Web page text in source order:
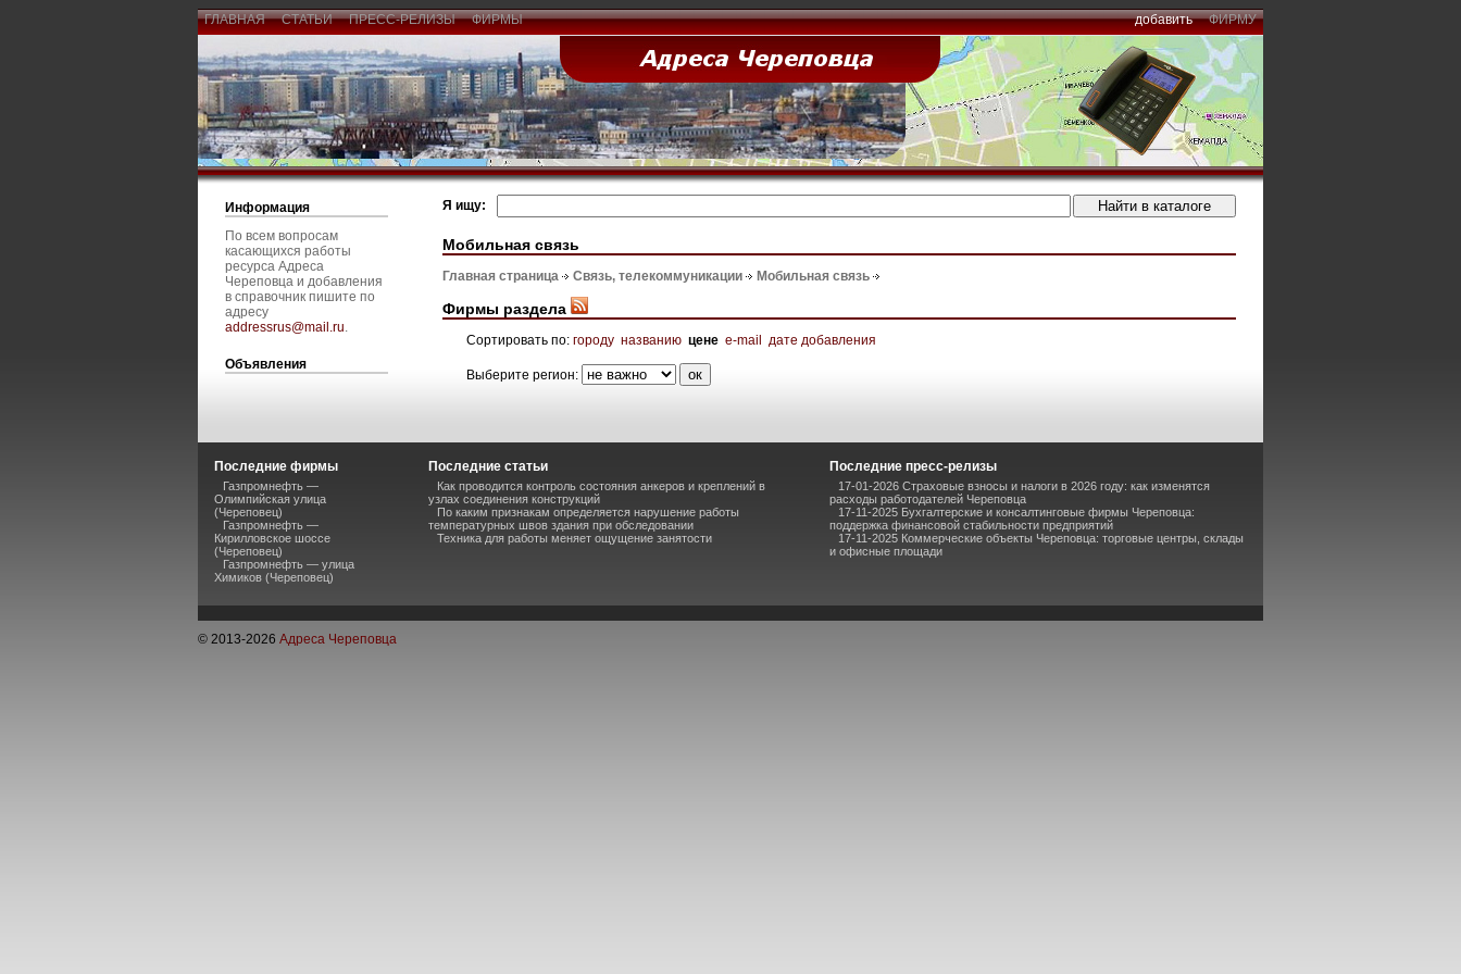
ГЛАВНАЯ СТАТЬИ ПРЕСС-РЕЛИЗЫ ФИРМЫ добавить ФИРМУ
Информация
По всем вопросам
касающихся работы
ресурса Адреса
Череповца и добавления
в справочник пишите по
адресу
addressrus@mail.ru.
Объявления
Я ищу:
Мобильная связь
Главная страница Связь, телекоммуникации Мобильная связь
Фирмы раздела
Сортировать по: городу названию цене e-mail дате добавления
Выберите регион:
Последние фирмы
Газпромнефть —
Олимпийская улица
(Череповец)
Газпромнефть —
Кирилловское шоссе
(Череповец)
Газпромнефть — улица
Химиков (Череповец)
Последние статьи
Как проводится контроль состояния анкеров и креплений в
узлах соединения конструкций
По каким признакам определяется нарушение работы
температурных швов здания при обследовании
Техника для работы меняет ощущение занятости
Последние пресс-релизы
17-01-2026 Страховые взносы и налоги в 2026 году: как изменятся
расходы работодателей Череповца
17-11-2025 Бухгалтерские и консалтинговые фирмы Череповца:
поддержка финансовой стабильности предприятий
17-11-2025 Коммерческие объекты Череповца: торговые центры, склады
и офисные площади
© 2013-2026 Адреса Череповца